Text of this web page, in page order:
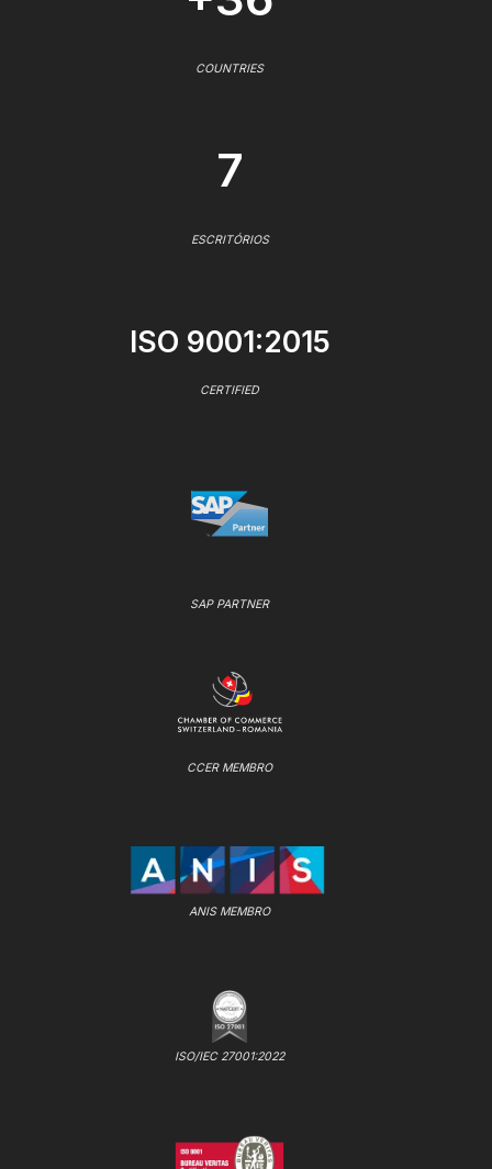
COUNTRIES
7
ESCRITÓRIOS
ISO 9001:2015
CERTIFIED
SAP PARTNER
CCER MEMBRO
ANIS MEMBRO
ISO/IEC 27001:2022